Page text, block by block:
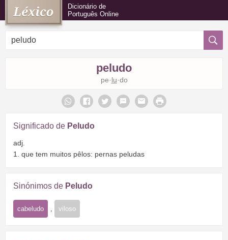
Dicionário de
Português Online
peludo
pe·lu·do
Significado de Peludo
adj.
1. que tem muitos pêlos: pernas peludas
Sinónimos de Peludo
cabeludo viloso